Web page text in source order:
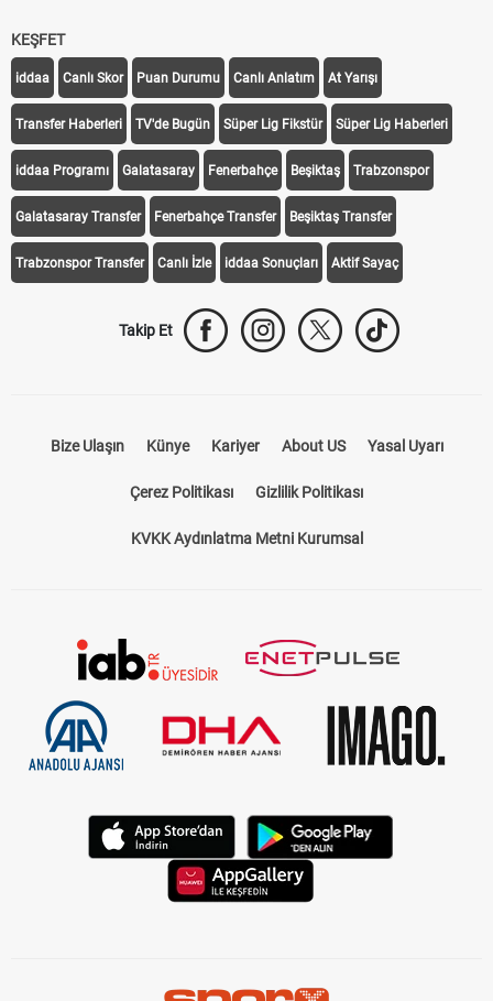
KEŞFET
iddaa Canlı Skor Puan Durumu Canlı Anlatım At Yarışı
Transfer Haberleri TV'de Bugün Süper Lig Fikstür Süper Lig Haberleri
iddaa Programı Galatasaray Fenerbahçe Beşiktaş Trabzonspor
Galatasaray Transfer Fenerbahçe Transfer Beşiktaş Transfer
Trabzonspor Transfer Canlı İzle iddaa Sonuçları Aktif Sayaç
Takip Et
Bize Ulaşın Künye Kariyer About US Yasal Uyarı
Çerez Politikası Gizlilik Politikası
KVKK Aydınlatma Metni Kurumsal